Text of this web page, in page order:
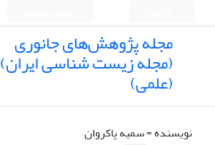
مجله پژوهش‌های جانوری
(مجله زیست شناسی ایران)
(علمی)
نویسنده =سمیه پاکروان